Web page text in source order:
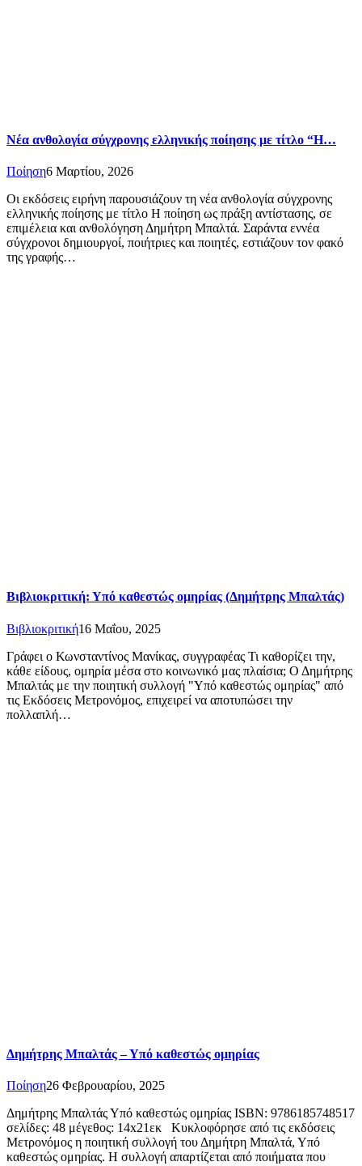
Νέα ανθολογία σύγχρονης ελληνικής ποίησης με τίτλο “Η…
Ποίηση6 Μαρτίου, 2026
Οι εκδόσεις ειρήνη παρουσιάζουν τη νέα ανθολογία σύγχρονης
ελληνικής ποίησης με τίτλο Η ποίηση ως πράξη αντίστασης, σε
επιμέλεια και ανθολόγηση Δημήτρη Μπαλτά. Σαράντα εννέα
σύγχρονοι δημιουργοί, ποιήτριες και ποιητές, εστιάζουν τον φακό
της γραφής…
Βιβλιοκριτική: Υπό καθεστώς ομηρίας (Δημήτρης Μπαλτάς)
Βιβλιοκριτική16 Μαΐου, 2025
Γράφει ο Κωνσταντίνος Μανίκας, συγγραφέας Τι καθορίζει την,
κάθε είδους, ομηρία μέσα στο κοινωνικό μας πλαίσια; Ο Δημήτρης
Μπαλτάς με την ποιητική συλλογή "Υπό καθεστώς ομηρίας" από
τις Εκδόσεις Μετρονόμος, επιχειρεί να αποτυπώσει την
πολλαπλή…
Δημήτρης Μπαλτάς – Υπό καθεστώς ομηρίας
Ποίηση26 Φεβρουαρίου, 2025
Δημήτρης Μπαλτάς Υπό καθεστώς ομηρίας ISBN: 9786185748517
σελίδες: 48 μέγεθος: 14x21εκ Κυκλοφόρησε από τις εκδόσεις
Μετρονόμος η ποιητική συλλογή του Δημήτρη Μπαλτά, Υπό
καθεστώς ομηρίας. Η συλλογή απαρτίζεται από ποιήματα που